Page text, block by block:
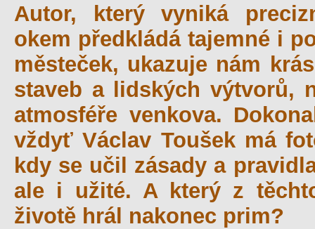
Autor, který vyniká
okem předkládá tajemné i
městeček, ukazuje nám
staveb a lidských výtvorů,
atmosféře venkova.
vždyť Václav Toušek má
kdy se učil zásady a
ale i užité. A který z
životě hrál nakonec prim?